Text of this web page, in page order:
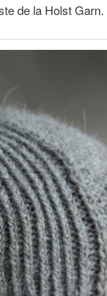
de la Holst Garn.